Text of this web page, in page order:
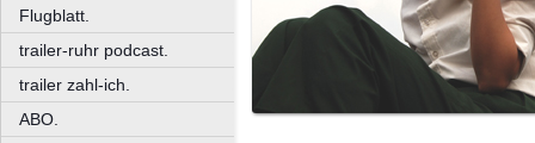
Flugblatt.
trailer-ruhr podcast.
trailer zahl-ich.
ABO.